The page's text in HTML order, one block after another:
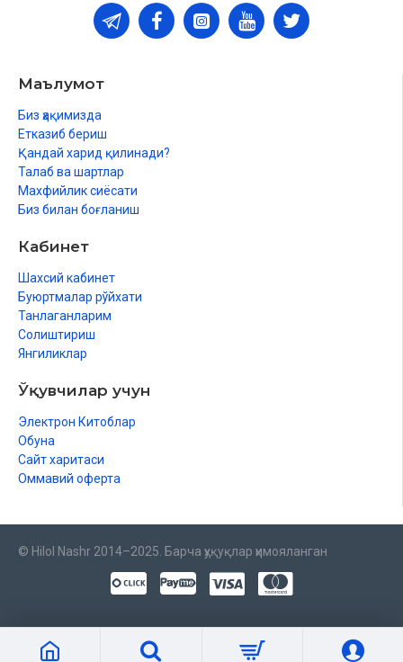
Маълумот
Биз ҳақимизда
Етказиб бериш
Қандай харид қилинади?
Талаб ва шартлар
Махфийлик сиёсати
Биз билан боғланиш
Кабинет
Шахсий кабинет
Буюртмалар рўйхати
Танлаганларим
Солиштириш
Янгиликлар
Ўқувчилар учун
Электрон Китоблар
Обуна
Сайт харитаси
Оммавий оферта
© Hilol Nashr 2014–2025. Барча ҳуқуқлар ҳимояланган